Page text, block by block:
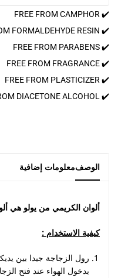
✔️ FREE FROM CAMPHOR
✔️ FREE FROM FORMALDEHYDE RESIN
✔️ FREE FROM PARABENS
✔️ FREE FROM FRAGRANCE
✔️ FREE FROM PLASTICIZER
✔️ FREE FROM DIACETONE ALCOHOL
الوصفمعلومات إضافية
ألوان الكريمي من يولو هي
كيفية الاستخدام :
رول الزجاجة جيدا بين
بدخول الهواء عند فتح